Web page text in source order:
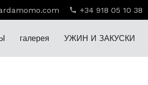
+34 918 05 10 38
галерея УЖИН И ЗАКУСКИ